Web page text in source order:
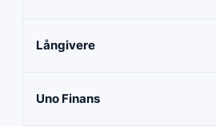
Långivere
Uno Finans